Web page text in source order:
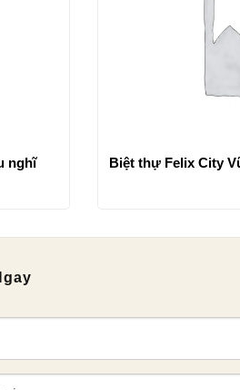
nghĩ
Biệt thự Felix City